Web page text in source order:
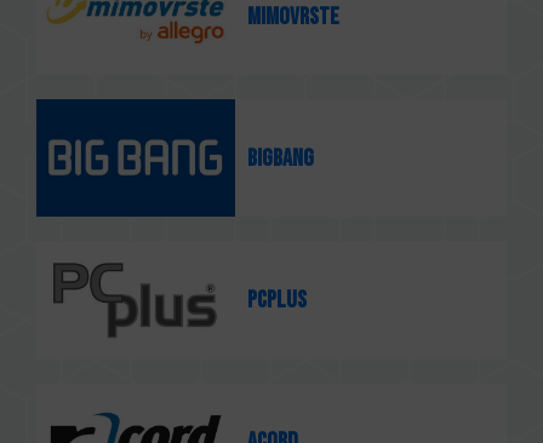
Mimovrste
BigBang
Pcplus